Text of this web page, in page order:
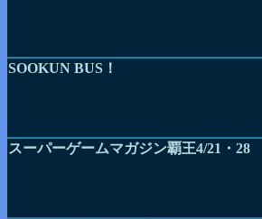
SOOKUN BUS！
スーパーゲームマガジン覇王4/21・28